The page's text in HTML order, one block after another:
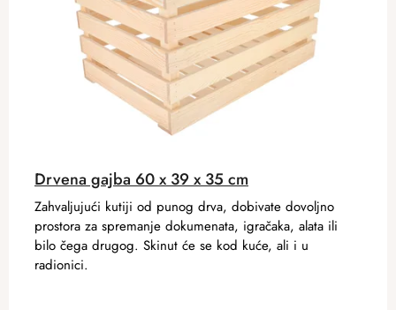
Drvena gajba 60 x 39 x 35 cm
Zahvaljujući kutiji od punog drva, dobivate dovoljno
prostora za spremanje dokumenata, igračaka, alata ili
bilo čega drugog. Skinut će se kod kuće, ali i u
radionici.